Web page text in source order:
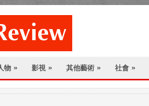
物 » 影視 » 其他藝術 » 社會 »